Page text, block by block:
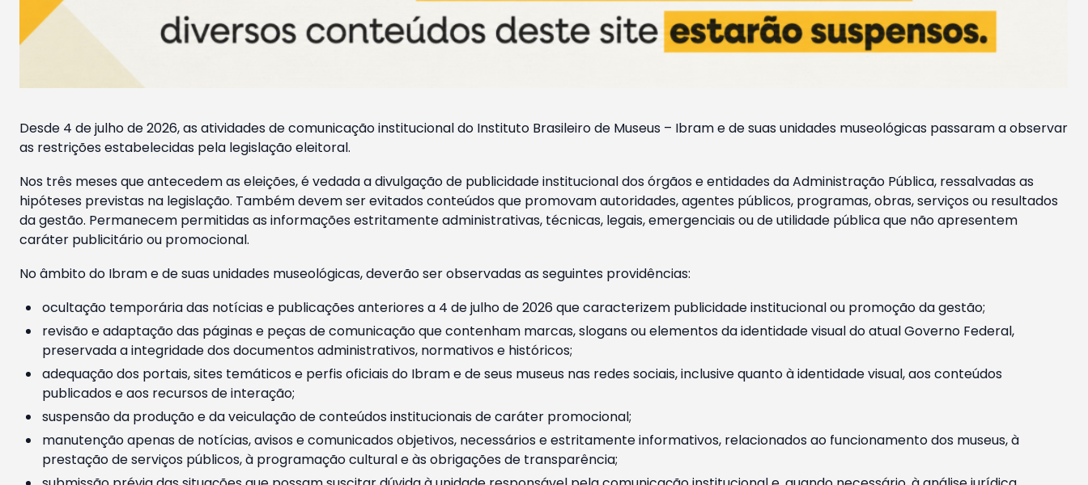
Desde 4 de julho de 2026, as atividades de comunicação institucional do Instituto Brasileiro de Museus – Ibram e de suas unidades museológicas passaram a observar
as restrições estabelecidas pela legislação eleitoral.
Nos três meses que antecedem as eleições, é vedada a divulgação de publicidade institucional dos órgãos e entidades da Administração Pública, ressalvadas as
hipóteses previstas na legislação. Também devem ser evitados conteúdos que promovam autoridades, agentes públicos, programas, obras, serviços ou resultados
da gestão. Permanecem permitidas as informações estritamente administrativas, técnicas, legais, emergenciais ou de utilidade pública que não apresentem
caráter publicitário ou promocional.
No âmbito do Ibram e de suas unidades museológicas, deverão ser observadas as seguintes providências:
ocultação temporária das notícias e publicações anteriores a 4 de julho de 2026 que caracterizem publicidade institucional ou promoção da gestão;
revisão e adaptação das páginas e peças de comunicação que contenham marcas, slogans ou elementos da identidade visual do atual Governo Federal,
preservada a integridade dos documentos administrativos, normativos e históricos;
adequação dos portais, sites temáticos e perfis oficiais do Ibram e de seus museus nas redes sociais, inclusive quanto à identidade visual, aos conteúdos
publicados e aos recursos de interação;
suspensão da produção e da veiculação de conteúdos institucionais de caráter promocional;
manutenção apenas de notícias, avisos e comunicados objetivos, necessários e estritamente informativos, relacionados ao funcionamento dos museus, à
prestação de serviços públicos, à programação cultural e às obrigações de transparência;